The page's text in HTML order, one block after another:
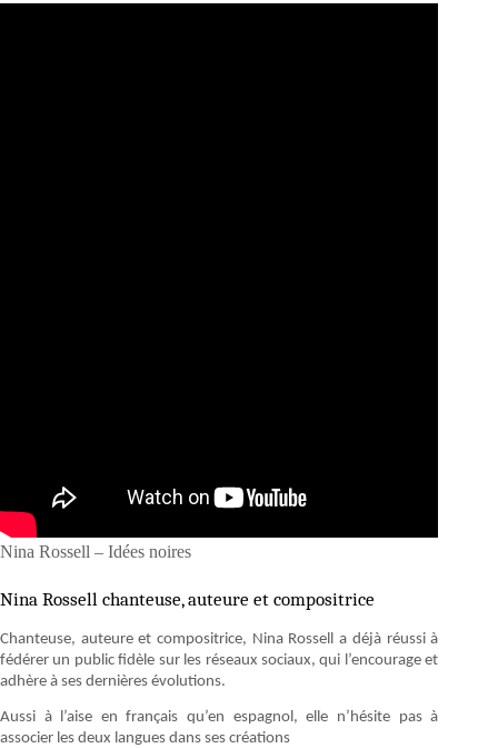
Nina Rossell – Idées noires
Nina Rossell chanteuse, auteure et compositrice
Chanteuse, auteure et compositrice, Nina Rossell a déjà réussi à
fédérer un public fidèle sur les réseaux sociaux, qui l’encourage et
adhère à ses dernières évolutions.
Aussi à l’aise en français qu’en espagnol, elle n’hésite pas à
associer les deux langues dans ses créations